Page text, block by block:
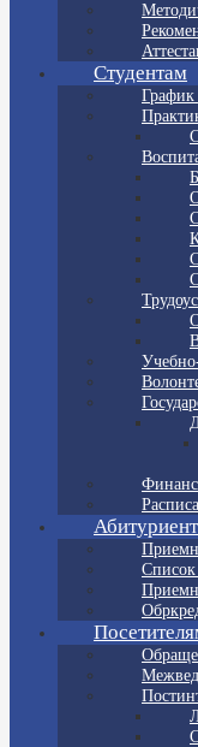
Студентам
График